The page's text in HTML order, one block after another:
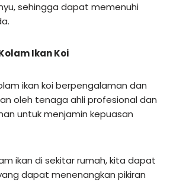
sehingga dapat memenuhi
Ikan Koi
ikan koi berpengalaman dan
oleh tenaga ahli profesional dan
untuk menjamin kepuasan
ikan di sekitar rumah, kita dapat
dapat menenangkan pikiran